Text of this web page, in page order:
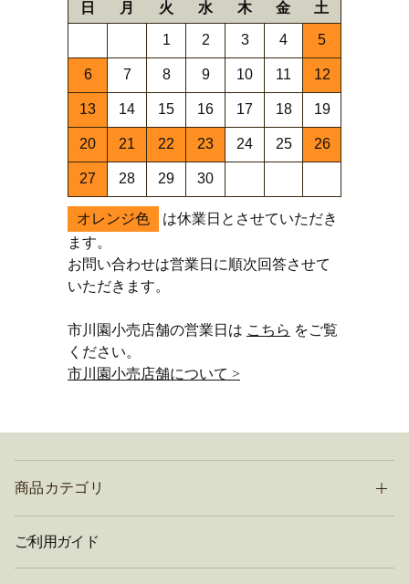
日 月 火 水 木 金 土
1 2 3 4 5
6 7 8 9 10 11 12
13 14 15 16 17 18 19
20 21 22 23 24 25 26
27 28 29 30
オレンジ色
は休業日とさせていただき
ます。
お問い合わせは営業日に順次回答させて
いただきます。
市川園小売店舗の営業日は こちら をご覧
ください。
市川園小売店舗について >
商品カテゴリ
ご利用ガイド